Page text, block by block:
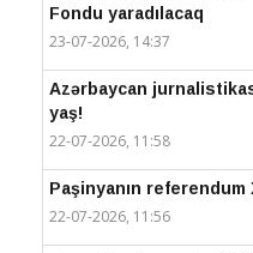
Fondu yaradılacaq
23-07-2026, 14:37
Azərbaycan
yaş!
22-07-2026, 11:58
Paşinyanın referendum
22-07-2026, 11:56